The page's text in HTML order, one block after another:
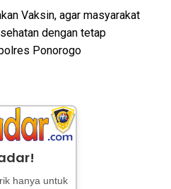
Vaksin, agar masyarakat
dengan tetap
Ponorogo
hanya untuk